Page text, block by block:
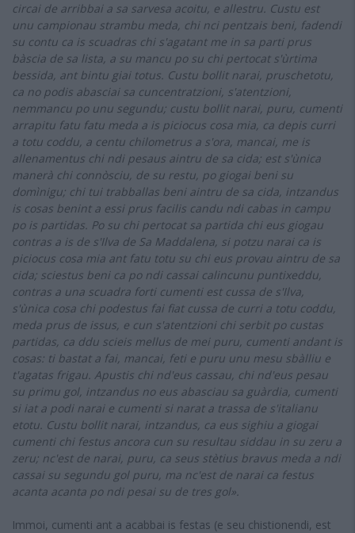
circai de arribbai a sa sarvesa acoitu, e allestru. Custu est
unu campionau strambu meda, chi nci pentzais beni, fadendi
su contu ca is scuadras chi s'agatant me in sa parti prus
bàscia de sa lista, a su mancu po su chi pertocat s'ùrtima
bessida, ant bintu giai totus. Custu bollit narai, pruschetotu,
ca no podis abasciai sa cuncentratzioni, s'atentzioni,
nemmancu po unu segundu; custu bollit narai, puru, cumenti
arrapitu fatu fatu meda a is piciocus cosa mia, ca depis curri
a totu coddu, a centu chilometrus a s'ora, mancai, me is
allenamentus chi ndi pesaus aintru de sa cida; est s'ùnica
manerà chi connòsciu, de su restu, po giogai beni su
domìnigu; chi tui trabballas beni aintru de sa cida, intzandus
is cosas benint a essi prus facilis candu ndi cabas in campu
po is partidas. Po su chi pertocat sa partida chi eus giogau
contras a is de s'Ilva de Sa Maddalena, si potzu narai ca is
piciocus cosa mia ant fatu totu su chi eus provau aintru de sa
cida; sciestus beni ca po ndi cassai calincunu puntixeddu,
contras a una scuadra forti cumenti est cussa de s'Ilva,
s'ùnica cosa chi podestus fai fiat cussa de curri a totu coddu,
meda prus de issus, e cun s'atentzioni chi serbit po custas
partidas, ca ddu scieis mellus de mei puru, cumenti andant is
cosas: ti bastat a fai, mancai, feti e puru unu mesu sbàlliu e
t'agatas frigau. Apustis chi nd'eus cassau, chi nd'eus pesau
su primu gol, intzandus no eus abasciau sa guàrdia, cumenti
si iat a podi narai e cumenti si narat a trassa de s'italianu
etotu. Custu bollit narai, intzandus, ca eus sighiu a giogai
cumenti chi festus ancora cun su resultau siddau in su zeru a
zeru; nc'est de narai, puru, ca seus stètius bravus meda a ndi
cassai su segundu gol puru, ma nc'est de narai ca festus
acanta acanta po ndi pesai su de tres gol».
Immoi, cumenti ant a acabbai is festas (e seu chistionendi, est